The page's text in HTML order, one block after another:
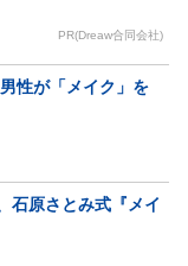
PR(Dreaw合同会社)
性が「メイク」を
石原さとみ式『メイ